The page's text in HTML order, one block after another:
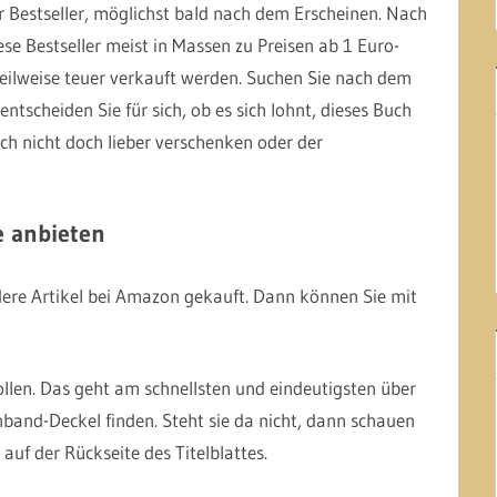
möglichst bald nach dem Erscheinen. Nach
Bestseller meist in Massen zu Preisen ab 1 Euro-
teuer verkauft werden. Suchen Sie nach dem
Sie für sich, ob es sich lohnt, dieses Buch
nicht doch lieber verschenken oder der
anbieten
Artikel bei Amazon gekauft. Dann können Sie mit
Das geht am schnellsten und eindeutigsten über
Deckel finden. Steht sie da nicht, dann schauen
der Rückseite des Titelblattes.